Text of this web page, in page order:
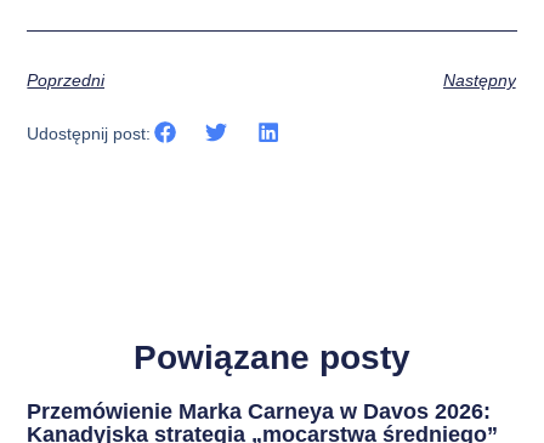
Poprzedni Następny
Udostępnij post:
Powiązane posty
Przemówienie Marka Carneya w Davos 2026:
Kanadyjska strategia „mocarstwa średniego”